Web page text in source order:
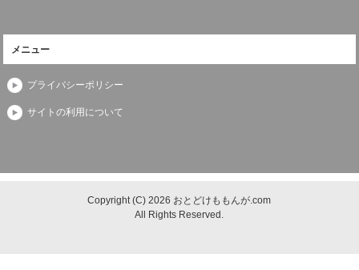
メニュー
プライバシーポリシー
サイトの利用について
Copyright (C) 2026 おとどけももんが.com
All Rights Reserved.